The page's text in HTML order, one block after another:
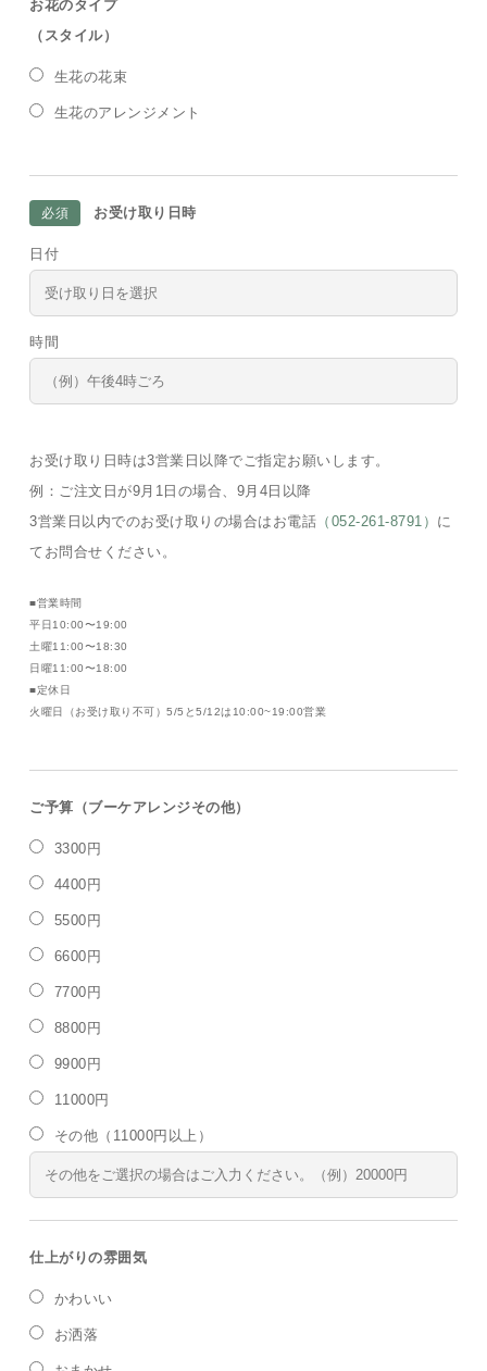
お花のタイプ
（スタイル）
生花の花束
生花のアレンジメント
必須 お受け取り日時
日付
時間
お受け取り日時は3営業日以降でご指定お願いします。
例：ご注文日が9月1日の場合、9月4日以降
3営業日以内でのお受け取りの場合はお電話 （052-261-8791） に
てお問合せください。
■営業時間
平日10:00〜19:00
土曜11:00〜18:30
日曜11:00〜18:00
■定休日
火曜日（お受け取り不可）5/5と5/12は10:00~19:00営業
ご予算（ブーケアレンジその他）
3300円
4400円
5500円
6600円
7700円
8800円
9900円
11000円
その他（11000円以上）
仕上がりの雰囲気
かわいい
お洒落